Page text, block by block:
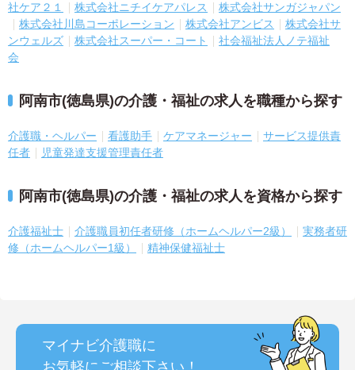
社ケア２１
株式会社ニチイケアパレス
株式会社サンガジャパン
株式会社川島コーポレーション
株式会社アンビス
株式会社サ
ンウェルズ
株式会社スーパー・コート
社会福祉法人ノテ福祉
会
阿南市(徳島県)の介護・福祉の求人を職種から探す
介護職・ヘルパー 看護助手 ケアマネージャー
サービス提供責
任者
児童発達支援管理責任者
阿南市(徳島県)の介護・福祉の求人を資格から探す
介護福祉士 介護職員初任者研修（ホームヘルパー2級）
実務者研
修（ホームヘルパー1級）
精神保健福祉士
マイナビ介護職に
お気軽にご相談下さい！